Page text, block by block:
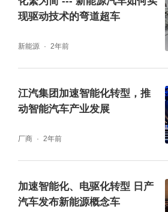
队协同供应商团队全力开展
多轮改进与完善，直至产品
凯孚要求。当样件制作完成
速最高可达30,000转的实验
速和耐久性进行了细致、全
通过，我们再次对样件进行
保万无一失。
现驱动技术的弯道超车
新能源 2年前
江汽集团加速智能化转型，推
动智能汽车产业发展
厂商 2年前
加速智能化、电驱化转型 日产
汽车发布新能源概念车